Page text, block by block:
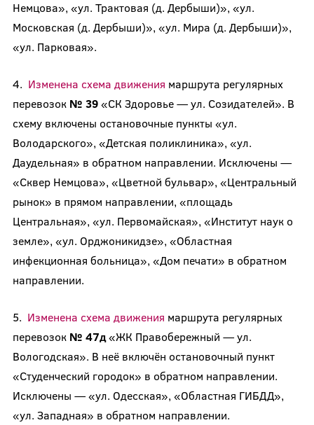
Немцова», «ул. Трактовая (д. Дербыши)», «ул.
Московская (д. Дербыши)», «ул. Мира (д. Дербыши)»,
«ул. Парковая».
4. Изменена схема движения маршрута регулярных
перевозок № 39«СК Здоровье — ул. Созидателей». В
схему включены остановочные пункты «ул.
Володарского», «Детская поликлиника», «ул.
Даудельная» в обратном направлении. Исключены —
«Сквер Немцова», «Цветной бульвар», «Центральный
рынок» в прямом направлении, «площадь
Центральная», «ул. Первомайская», «Институт наук о
земле», «ул. Орджоникидзе», «Областная
инфекционная больница», «Дом печати» в обратном
направлении.
5. Изменена схема движения маршрута регулярных
перевозок № 47д«ЖК Правобережный — ул.
Вологодская». В неё включён остановочный пункт
«Студенческий городок» в обратном направлении.
Исключены — «ул. Одесская», «Областная ГИБДД»,
«ул. Западная» в обратном направлении.